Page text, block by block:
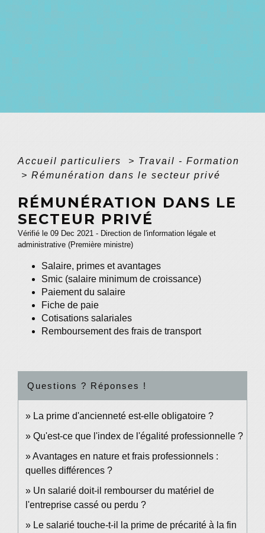
Accueil particuliers > Travail - Formation
> Rémunération dans le secteur privé
RÉMUNÉRATION DANS LE
SECTEUR PRIVÉ
Vérifié le 09 Dec 2021 - Direction de l'information légale et
administrative (Première ministre)
Salaire, primes et avantages
Smic (salaire minimum de croissance)
Paiement du salaire
Fiche de paie
Cotisations salariales
Remboursement des frais de transport
Questions ? Réponses !
La prime d'ancienneté est-elle obligatoire ?
Qu'est-ce que l'index de l'égalité professionnelle ?
Avantages en nature et frais professionnels :
quelles différences ?
Un salarié doit-il rembourser du matériel de
l'entreprise cassé ou perdu ?
Le salarié touche-t-il la prime de précarité à la fin